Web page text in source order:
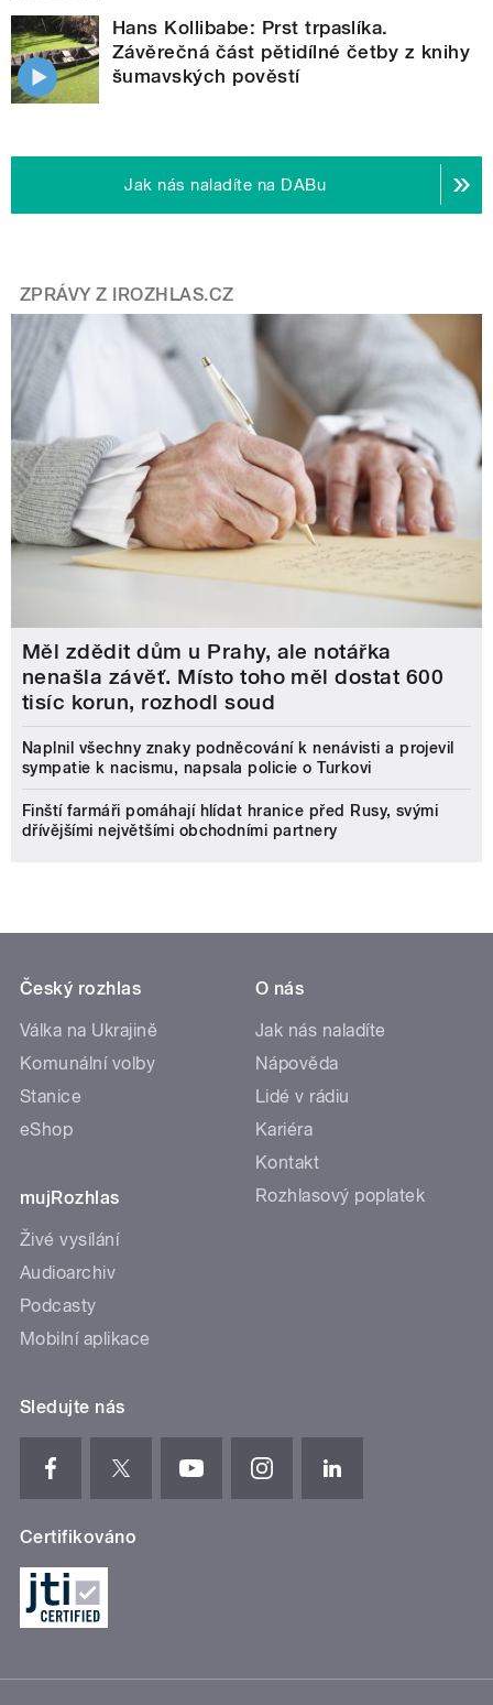
Hans Kollibabe: Prst trpaslíka.
Závěrečná část pětidílné četby z knihy
šumavských pověstí
Jak nás naladíte na DABu
ZPRÁVY Z IROZHLAS.CZ
Měl zdědit dům u Prahy, ale notářka
nenašla závěť. Místo toho měl dostat 600
tisíc korun, rozhodl soud
Naplnil všechny znaky podněcování k nenávisti a projevil
sympatie k nacismu, napsala policie o Turkovi
Finští farmáři pomáhají hlídat hranice před Rusy, svými
dřívějšími největšími obchodními partnery
Český rozhlas
Válka na Ukrajině
Komunální volby
Stanice
eShop
mujRozhlas
Živé vysílání
Audioarchiv
Podcasty
Mobilní aplikace
O nás
Jak nás naladíte
Nápověda
Lidé v rádiu
Kariéra
Kontakt
Rozhlasový poplatek
Sledujte nás
Certifikováno